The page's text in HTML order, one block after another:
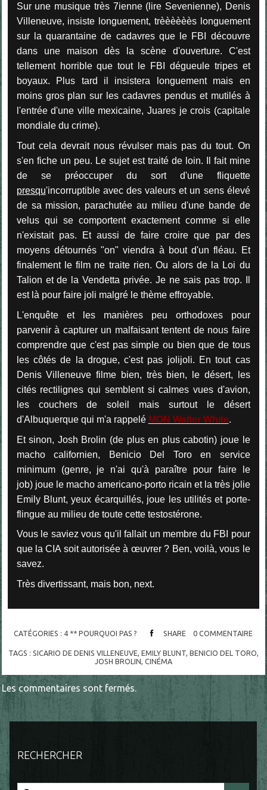
Sur une musique très 7ienne (lire Sevenienne), Denis
Villeneuve, insiste longuement, trèèèèèès longuement
sur la quarantaine de cadavres que le FBI découvre
dans une maison dès la scène d'ouverture. C'est
tellement horrible que tout le FBI dégueule tripes et
boyaux. Plus tard il insistera longuement mais en
moins gros plan sur les cadavres pendus et mutilés à
l'entrée d'une ville mexicaine, Juares je crois (capitale
mondiale du crime).
Tout cela devrait nous révulser mais pas du tout. On
s'en fiche un peu. Le sujet est traité de loin. Il fait mine
de se préoccuper du sort d'une fliquette
presqu'incorruptible avec des valeurs et un sens élevé
de sa mission, parachutée au milieu d'une bande de
velus qui se comportent exactement comme si elle
n'existait pas. Et aussi de faire croire que par des
moyens détournés "on" viendra à bout d'un fléau. Et
finalement le film ne traite rien. Ou alors de la Loi du
Talion et de la Vendetta privée. Je ne sais pas trop. Il
est là pour faire joli malgré le thème effroyable.
L'enquête et les manières peu orthodoxes pour
parvenir à capturer un malfaisant tentent de nous faire
comprendre que c'est pas simple ou bien que de tous
les côtés de la drogue, c'est pas jolijoli. En tout cas
Denis Villeneuve filme bien, très bien, le désert, les
cités rectilignes qui semblent si calmes vues d'avion,
les couchers de soleil mais surtout le désert
d'Albuquerque qui m'a rappelé MON Walter White.
Et sinon, Josh Brolin (de plus en plus cabotin) joue le
macho californien, Benicio Del Toro en service
minimum (genre, je n'ai qu'à paraître pour faire le
job) joue le macho americano-porto ricain et la très jolie
Emily Blunt, yeux écarquillés, joue les utilités et porte-
flingue au milieu de toute cette testostérone.
Vous le saviez vous qu'il fallait un membre du FBI pour
que la CIA soit autorisée à œuvrer ? Ben, voilà, vous le
savez.
Très divertissant, mais bon, next.
CATÉGORIES : 4 ** POURQUOI PAS ? SHARE 0 COMMENTAIRE
TAGS : SICARIO DE DENIS VILLENEUVE EMILY BLUNT, BENICIO DEL TORO
JOSH BROLIN CINÉMA
Les commentaires sont fermés.
RECHERCHER